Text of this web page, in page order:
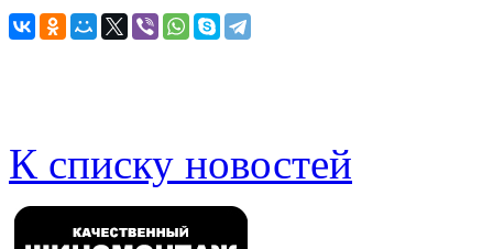
К списку новостей